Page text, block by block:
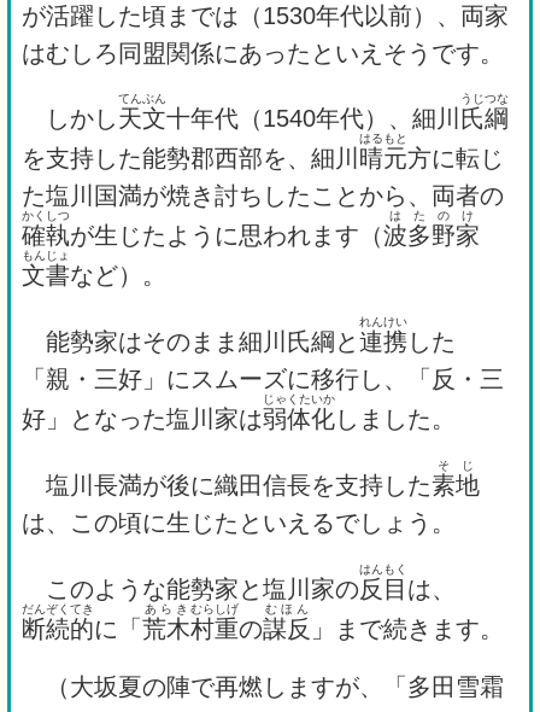
が活躍した頃までは（1530年代以前）、両家
はむしろ同盟関係にあったといえそうです。
しかし天文
てんぶん
十年代（1540年代）、細川 氏
うじ
綱
つな
を支持した能勢郡西部を、細川 晴元
はるもと
方に転じ
た塩川国満が焼き討ちしたことから、両者の
確執
かくしつ
が生じたように思われます（波多野家
はたのけ
文書
もんじょ
など）。
能勢家はそのまま細川氏綱と連携
れんけい
した
「親・三好」にスムーズに移行し、「反・三
好」となった塩川家は弱体化
じゃくたいか
しました。
塩川長満が後に織田信長を支持した素地
そじ
は、この頃に生じたといえるでしょう。
このような能勢家と塩川家の反目
はんもく
は、
断続的
だんぞくてき
に「 荒木
あらき
村重
むらしげ
の謀反
むほん
」まで続きます。
（大坂夏の陣で再燃しますが、「多田雪霜